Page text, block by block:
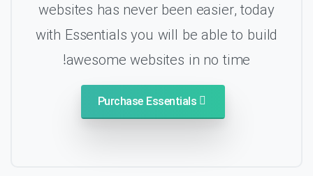
websites has never been easier, today
with Essentials you will be able to build
awesome websites in no time!
Purchase Essentials